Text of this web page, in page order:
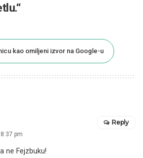
kao omiljeni izvor na Google-u
pm
ne Fejzbuku!
Reply